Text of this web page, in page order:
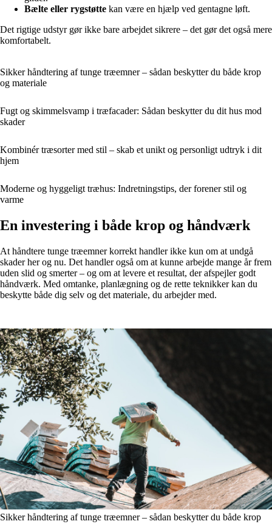
Bælte eller rygstøtte kan være en hjælp ved gentagne løft.
Det rigtige udstyr gør ikke bare arbejdet sikrere – det gør det også mere
komfortabelt.
Sikker håndtering af tunge træemner – sådan beskytter du både krop
og materiale
Fugt og skimmelsvamp i træfacader: Sådan beskytter du dit hus mod
skader
Kombinér træsorter med stil – skab et unikt og personligt udtryk i dit
hjem
Moderne og hyggeligt træhus: Indretningstips, der forener stil og
varme
En investering i både krop og håndværk
At håndtere tunge træemner korrekt handler ikke kun om at undgå
skader her og nu. Det handler også om at kunne arbejde mange år frem
uden slid og smerter – og om at levere et resultat, der afspejler godt
håndværk. Med omtanke, planlægning og de rette teknikker kan du
beskytte både dig selv og det materiale, du arbejder med.
Sikker håndtering af tunge træemner – sådan beskytter du både krop